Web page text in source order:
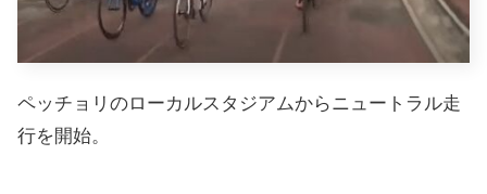
ペッチョリのローカルスタジアムからニュートラル走
行を開始。